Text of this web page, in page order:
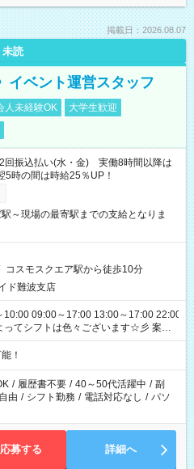
掲載日：2026.08.07
未読
イベント運営スタッフ
人未経験OK
大学生歓迎
振込払い(水・金) 実働8時間以降は
時の間は時給25％UP！
～現場の最寄駅までの支給となりま
コスモスクエア駅から徒歩10分
ド難波支店
お仕事も...！
！
/ 履歴書不要 / 40～50代活躍中 / 副
由 / シフト勤務 / 電話対応なし / パソ
応募する 詳細へ